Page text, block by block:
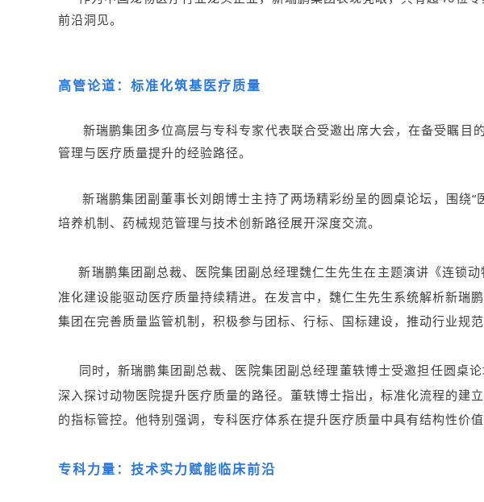
前沿洞见。
高管论道：标准化筑基医疗质量
新瑞鹏集团多位高层与专科专家代表联合受邀出席大会，在备受瞩目
管理与医疗质量提升的经验路径。
新瑞鹏集团副董事长刘朗博士主持了两场精彩纷呈的圆桌论坛，围绕“
培养机制、药械规范管理与技术创新路径展开深度交流。
新瑞鹏集团副总裁、医院集团副总经理魏仁生先生在主题演讲《连锁
准化建设能驱动医疗质量持续精进。在发言中，魏仁生先生系统解析新
集团在完善质量监管机制，积极参与团标、行标、国标建设，推动行业规
同时，新瑞鹏集团副总裁、医院集团副总经理董轶博士受邀担任圆桌
深入探讨动物医院提升医疗质量的路径。董轶博士指出，标准化流程的建
的指标管控。他特别强调，专科医疗体系在提升医疗质量中具有结构性价
专科力量：技术实力赋能临床前沿